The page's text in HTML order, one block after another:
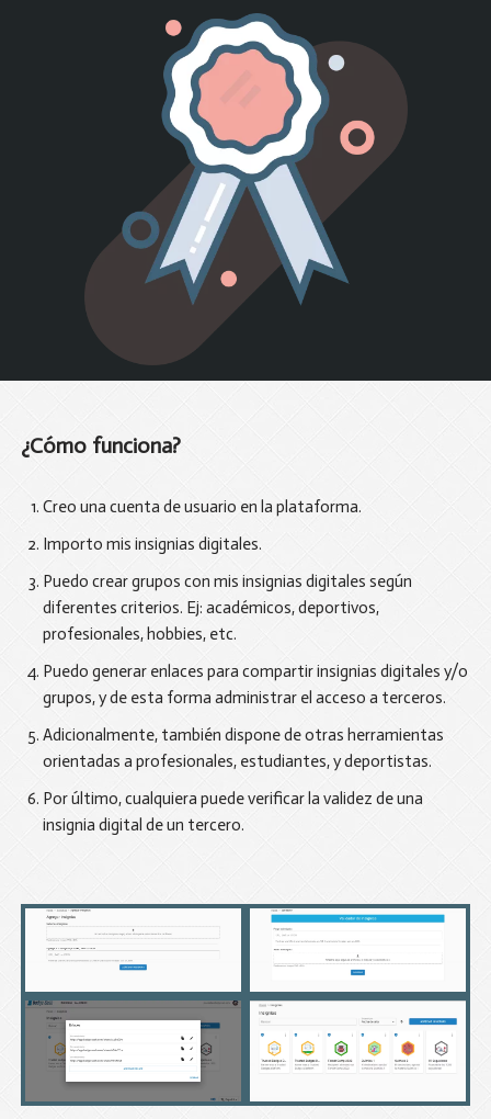
¿Cómo funciona?
Creo una cuenta de usuario en la plataforma.
Importo mis insignias digitales.
Puedo crear grupos con mis insignias digitales según
diferentes criterios. Ej: académicos, deportivos,
profesionales, hobbies, etc.
Puedo generar enlaces para compartir insignias digitales y/o
grupos, y de esta forma administrar el acceso a terceros.
Adicionalmente, también dispone de otras herramientas
orientadas a profesionales, estudiantes, y deportistas.
Por último, cualquiera puede verificar la validez de una
insignia digital de un tercero.